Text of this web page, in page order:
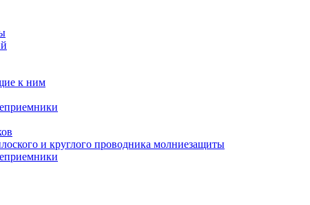
к ним
и круглого проводника молниезащиты